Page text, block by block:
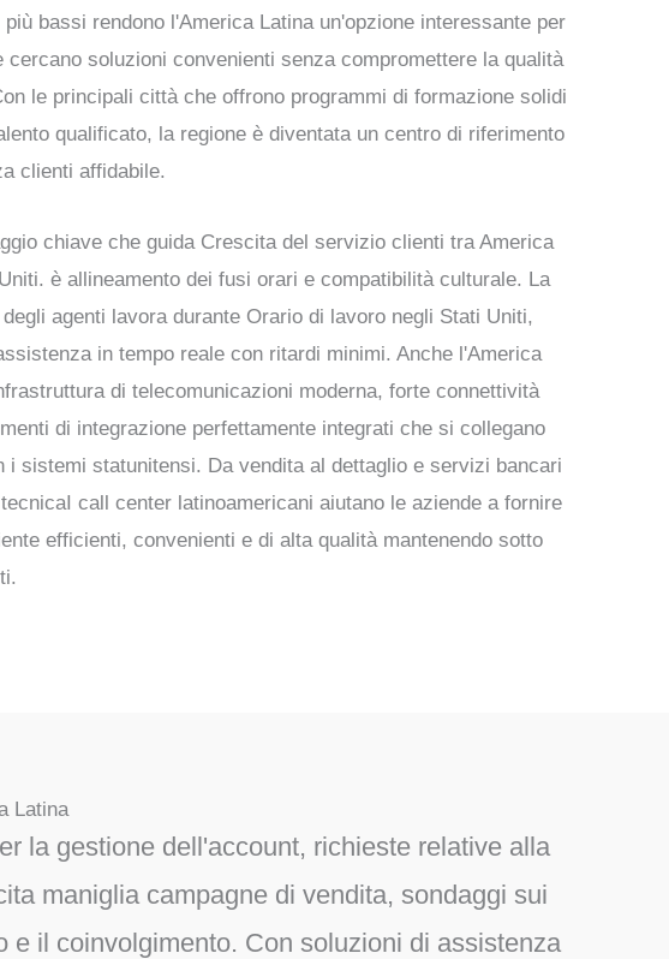
bassi rendono l'America Latina un'opzione interessante per
cercano soluzioni convenienti senza compromettere la qualità
le principali città che offrono programmi di formazione solidi
qualificato, la regione è diventata un centro di riferimento
clienti affidabile.
chiave che guida Crescita del servizio clienti tra America
è allineamento dei fusi orari e compatibilità culturale. La
agenti lavora durante Orario di lavoro negli Stati Uniti,
in tempo reale con ritardi minimi. Anche l'America
di telecomunicazioni moderna, forte connettività
di integrazione perfettamente integrati che si collegano
i sistemi statunitensi. Da vendita al dettaglio e servizi bancari
I call center latinoamericani aiutano le aziende a fornire
efficienti, convenienti e di alta qualità mantenendo sotto
Latina
la gestione dell'account, richieste relative alla
maniglia campagne di vendita, sondaggi sui
e il coinvolgimento. Con soluzioni di assistenza